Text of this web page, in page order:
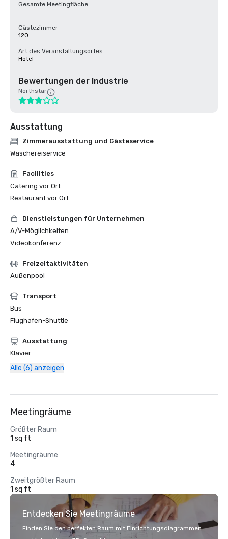
Gesamte Meetingfläche
-
Gästezimmer
120
Art des Veranstaltungsortes
Hotel
Bewertungen der Industrie
Northstar
Ausstattung
Zimmerausstattung und Gästeservice
Wäschereiservice
Facilities
Catering vor Ort
Restaurant vor Ort
Dienstleistungen für Unternehmen
A/V-Möglichkeiten
Videokonferenz
Freizeitaktivitäten
Außenpool
Transport
Bus
Flughafen-Shuttle
Ausstattung
Klavier
Alle (6) anzeigen
Meetingräume
Größter Raum
1 sq ft
Meetingräume
4
Zweitgrößter Raum
1 sq ft
Entdecken Sie Meetingräume
Finden Sie den perfekten Raum mit Einrichtungsdiagrammen